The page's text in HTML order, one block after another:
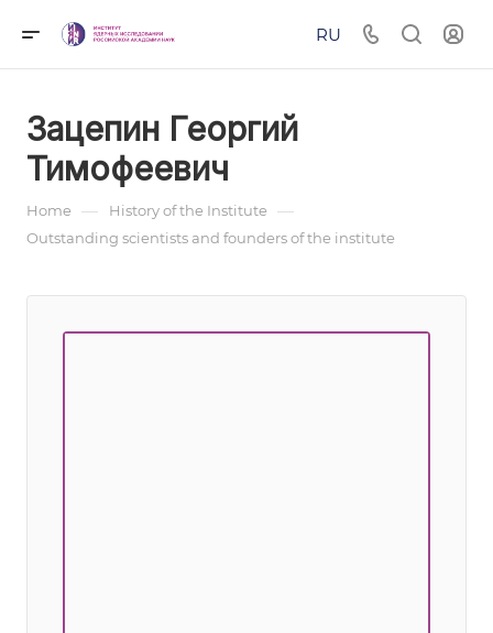
RU
Зацепин Георгий
Тимофеевич
Home — History of the Institute —
Outstanding scientists and founders of the institute